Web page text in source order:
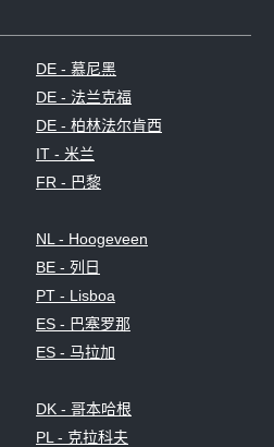
DE - 慕尼黑
DE - 法兰克福
DE - 柏林法尔肯西
IT - 米兰
FR - 巴黎
NL - Hoogeveen
BE - 列日
PT - Lisboa
ES - 巴塞罗那
ES - 马拉加
DK - 哥本哈根
PL - 克拉科夫